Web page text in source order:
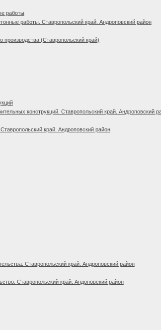
работы
работы. Ставропольский край. Андроповский район
производства (Ставропольский край)
конструкций. Ставропольский край. Андроповский
край. Андроповский район
Ставропольский край. Андроповский район
Ставропольский край. Андоповский район